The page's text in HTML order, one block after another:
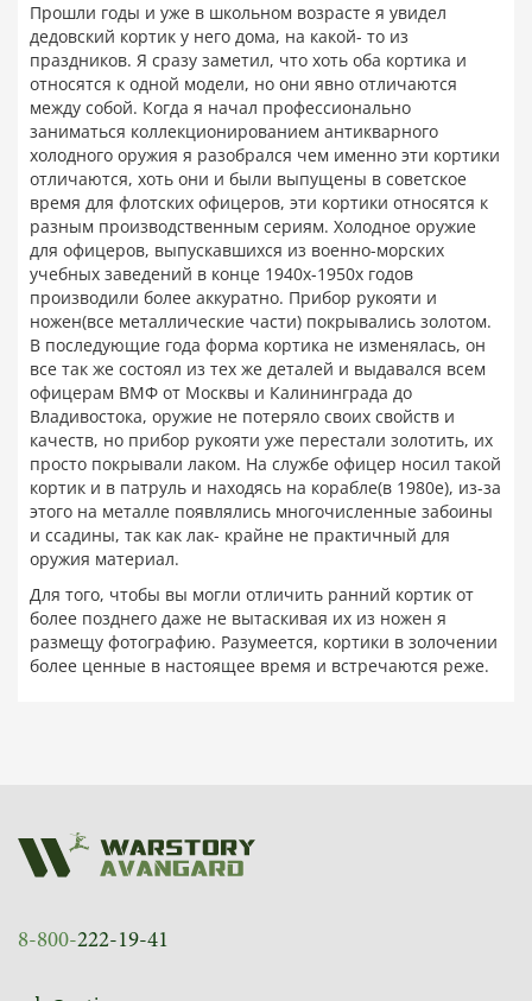
Прошли годы и уже в школьном возрасте я увидел
дедовский кортик у него дома, на какой- то из
праздников. Я сразу заметил, что хоть оба кортика и
относятся к одной модели, но они явно отличаются
между собой. Когда я начал профессионально
заниматься коллекционированием антикварного
холодного оружия я разобрался чем именно эти кортики
отличаются, хоть они и были выпущены в советское
время для флотских офицеров, эти кортики относятся к
разным производственным сериям. Холодное оружие
для офицеров, выпускавшихся из военно-морских
учебных заведений в конце 1940х-1950х годов
производили более аккуратно. Прибор рукояти и
ножен(все металлические части) покрывались золотом.
В последующие года форма кортика не изменялась, он
все так же состоял из тех же деталей и выдавался всем
офицерам ВМФ от Москвы и Калининграда до
Владивостока, оружие не потеряло своих свойств и
качеств, но прибор рукояти уже перестали золотить, их
просто покрывали лаком. На службе офицер носил такой
кортик и в патруль и находясь на корабле(в 1980е), из-за
этого на металле появлялись многочисленные забоины
и ссадины, так как лак- крайне не практичный для
оружия материал.
Для того, чтобы вы могли отличить ранний кортик от
более позднего даже не вытаскивая их из ножен я
размещу фотографию. Разумеется, кортики в золочении
более ценные в настоящее время и встречаются реже.
8-800-222-19-41